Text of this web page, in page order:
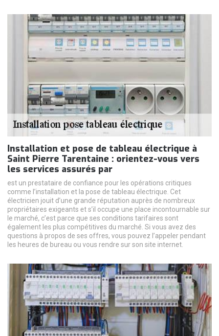
Installation et pose de tableau électrique à
Saint Pierre Tarentaine : orientez-vous vers
les services assurés par
est un prestataire de confiance pour les opérations critiques
comme l’installation et la pose de tableau électrique. Cet
électricien jouit d’une grande réputation auprès de nombreux
propriétaires exigeants et s’il occupe une place incontournable sur
le marché, c’est parce que ses conditions tarifaires sont
également les plus compétitives du marché. Si vous avez des
questions à propos de ses offres, vous pouvez l’appeler pendant
les heures de bureau ou vous rendre sur son site internet.